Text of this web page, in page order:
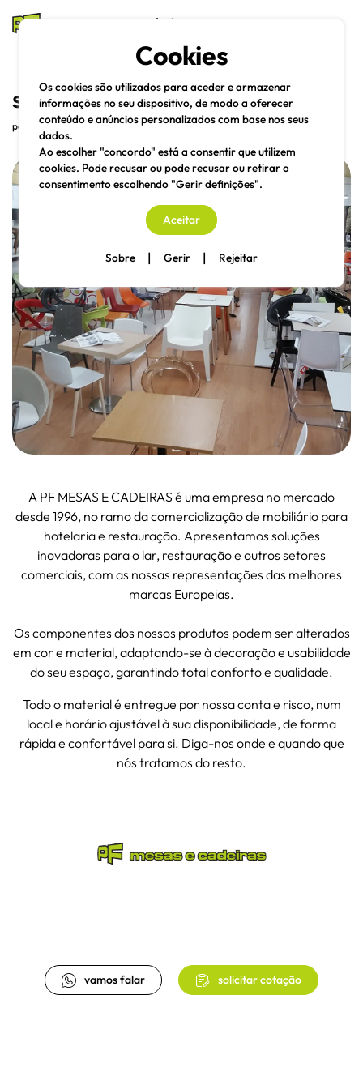
mesas e cadeiras
Pesquisa
sobre nós
partilhe
A PF MESAS E CADEIRAS é uma empresa no mercado
desde 1996, no ramo da comercialização de mobiliário para
hotelaria e restauração. Apresentamos soluções
inovadoras para o lar, restauração e outros setores
comerciais, com as nossas representações das melhores
marcas Europeias.
Os componentes dos nossos produtos podem ser alterados
em cor e material, adaptando-se à decoração e usabilidade
do seu espaço, garantindo total conforto e qualidade.
Todo o material é entregue por nossa conta e risco, num
local e horário ajustável à sua disponibilidade, de forma
rápida e confortável para si. Diga-nos onde e quando que
nós tratamos do resto.
vamos falar solicitar cotação
Cookies
Os cookies são utilizados para aceder e armazenar
informações no seu dispositivo, de modo a oferecer
conteúdo e anúncios personalizados com base nos seus
dados.
Ao escolher "concordo" está a consentir que utilizem
cookies. Pode recusar ou pode recusar ou retirar o
consentimento escolhendo "Gerir definições".
Aceitar
Sobre | Gerir | Rejeitar